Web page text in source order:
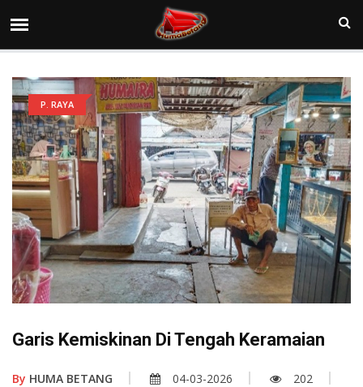
P. RAYA
Garis Kemiskinan Di Tengah Keramaian
By HUMA BETANG 04-03-2026
202